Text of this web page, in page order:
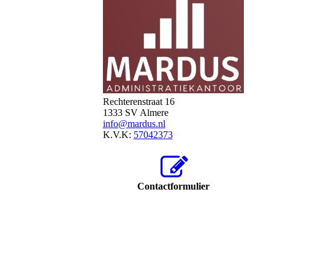
Rechterenstraat 16
1333 SV Almere
info@mardus.nl
K.V.K: 57042373
Contactformulier